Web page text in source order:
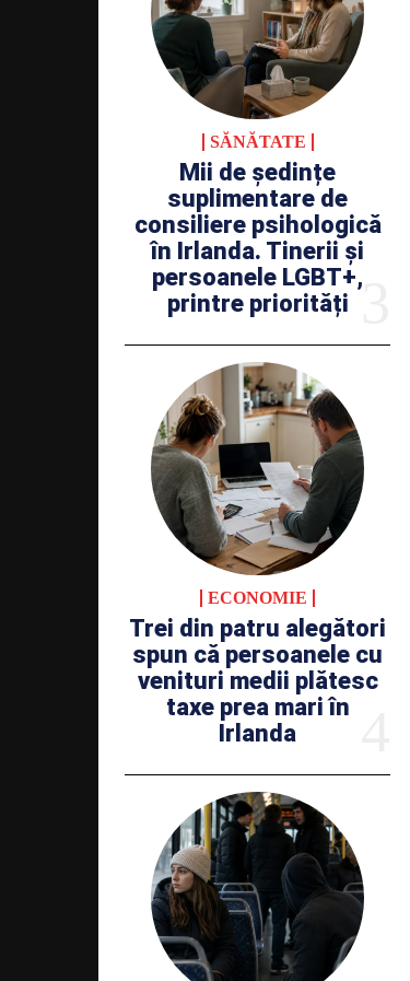
SĂNĂTATE
Mii de ședințe
suplimentare de
consiliere psihologică
în Irlanda. Tinerii și
persoanele LGBT+,
printre priorități
ECONOMIE
Trei din patru alegători
spun că persoanele cu
venituri medii plătesc
taxe prea mari în
Irlanda